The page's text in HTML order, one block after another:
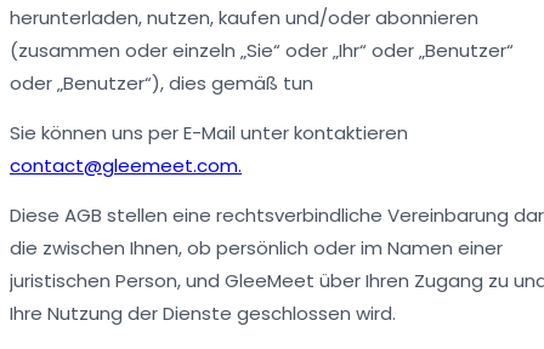
herunterladen, nutzen, kaufen und/oder abonnieren
(zusammen oder einzeln „Sie“ oder „Ihr“ oder „Benutzer“
oder „Benutzer“), dies gemäß tun
Sie können uns per E-Mail unter kontaktieren
contact@gleemeet.com.
Diese AGB stellen eine rechtsverbindliche Vereinbarung
die zwischen Ihnen, ob persönlich oder im Namen einer
juristischen Person, und GleeMeet über Ihren Zugang zu
Ihre Nutzung der Dienste geschlossen wird.